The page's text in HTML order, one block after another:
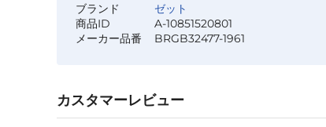
ブランド
ゼット
商品ID
A-10851520801
メーカー品番
BRGB32477-1961
カスタマーレビュー